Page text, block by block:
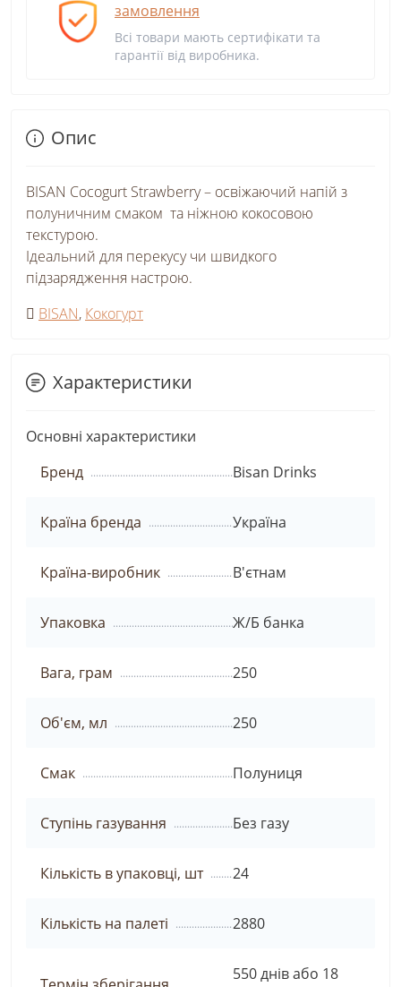
замовлення
Всі товари мають сертифікати та
гарантії від виробника.
Опис
BISAN Cocogurt Strawberry – освіжаючий напій з
полуничним смаком та ніжною кокосовою
текстурою.
Ідеальний для перекусу чи швидкого
підзарядження настрою.
BISAN, Кокогурт
Характеристики
Основні характеристики
Бренд
Bisan Drinks
Країна бренда Україна
Країна-виробник В'єтнам
Упаковка Ж/Б банка
Вага, грам 250
Об'єм, мл 250
Смак Полуниця
Ступінь газування Без газу
Кількість в упаковці, шт 24
Кількість на палеті 2880
550 днів або 18